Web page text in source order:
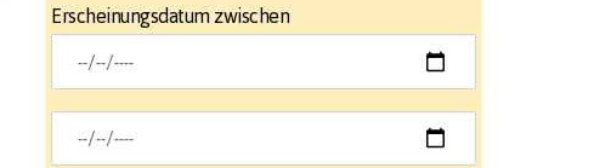
Erscheinungsdatum zwischen